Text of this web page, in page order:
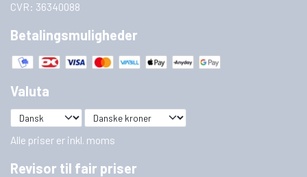
CVR: 36340088
Betalingsmuligheder
Valuta
Alle priser er inkl. moms
Revisor til fair priser